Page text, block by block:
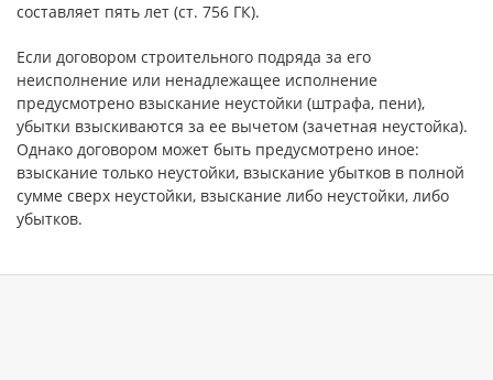
составляет пять лет (ст. 756 ГК).
Если договором строительного подряда за его
неисполнение или ненадлежащее исполнение
предусмотрено взыскание неустойки (штрафа, пени),
убытки взыскиваются за ее вычетом (зачетная неустойка).
Однако договором может быть предусмотрено иное:
взыскание только неустойки, взыскание убытков в полной
сумме сверх неустойки, взыскание либо неустойки, либо
убытков.